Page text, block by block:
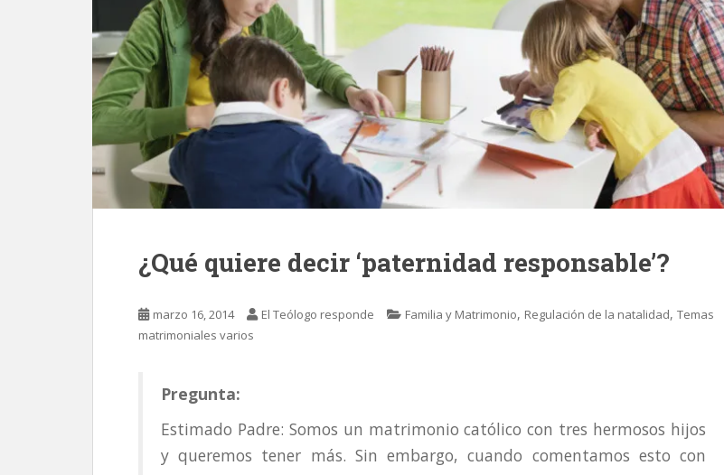
¿Qué quiere decir ‘paternidad responsable’?
marzo 16, 2014 El Teólogo responde Familia y Matrimonio, Regulación de la natalidad, Temas
matrimoniales varios
Pregunta:
Estimado Padre: Somos un matrimonio católico con tres hermosos hijos
y queremos tener más. Sin embargo, cuando comentamos esto con